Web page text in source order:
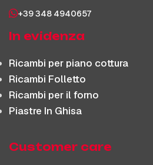
+39 348 4940657
In evidenza
Ricambi per piano cottura
Ricambi Folletto
Ricambi per il forno
Piastre In Ghisa
Customer care